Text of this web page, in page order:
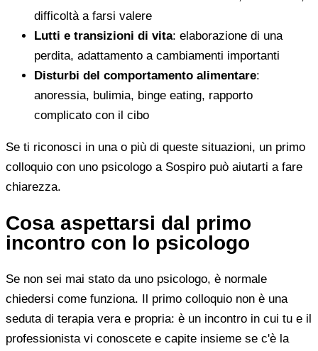
difficoltà a farsi valere
Lutti e transizioni di vita: elaborazione di una
perdita, adattamento a cambiamenti importanti
Disturbi del comportamento alimentare:
anoressia, bulimia, binge eating, rapporto
complicato con il cibo
Se ti riconosci in una o più di queste situazioni, un primo
colloquio con uno psicologo a Sospiro può aiutarti a fare
chiarezza.
Cosa aspettarsi dal primo
incontro con lo psicologo
Se non sei mai stato da uno psicologo, è normale
chiedersi come funziona. Il primo colloquio non è una
seduta di terapia vera e propria: è un incontro in cui tu e il
professionista vi conoscete e capite insieme se c'è la